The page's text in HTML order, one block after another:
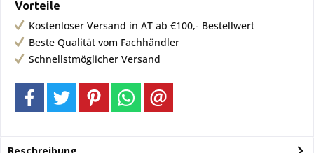
Vorteile
Kostenloser Versand in AT ab €100,- Bestellwert
Beste Qualität vom Fachhändler
Schnellstmöglicher Versand